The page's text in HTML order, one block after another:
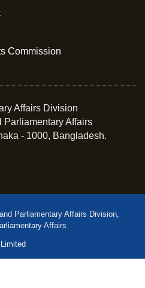
Commission
Affairs Division
Parliamentary Affairs
- 1000, Bangladesh.
Parliamentary Affairs Division,
Affairs